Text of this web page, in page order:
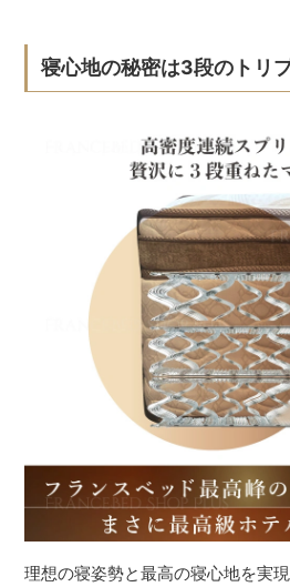
寝心地の秘密は3段のトリ
理想の寝姿勢と最高の寝心地を実